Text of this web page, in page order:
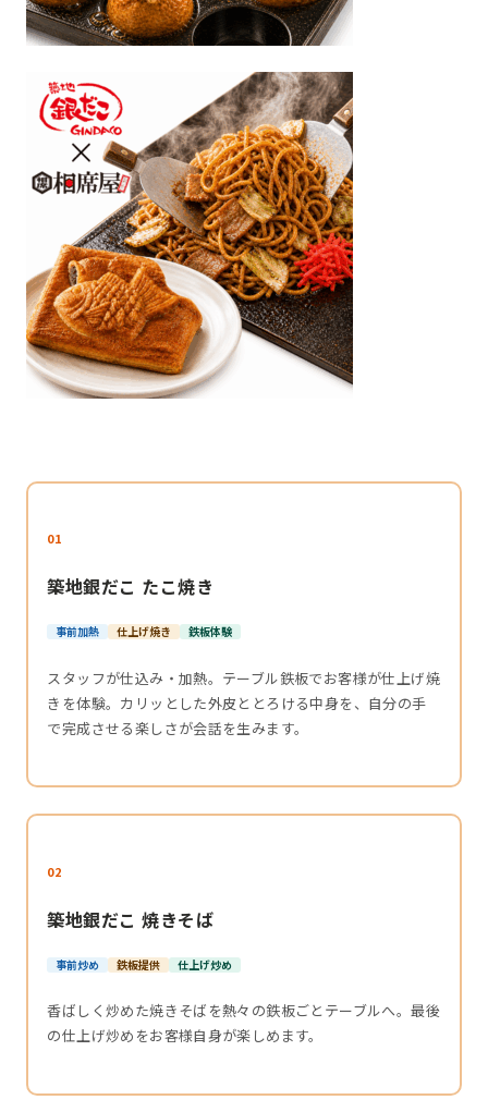
01
築地銀だこ たこ焼き
事前加熱 仕上げ焼き 鉄板体験
スタッフが仕込み・加熱。テーブル鉄板でお客様が仕上げ焼
きを体験。カリッとした外皮ととろける中身を、自分の手
で完成させる楽しさが会話を生みます。
02
築地銀だこ 焼きそば
事前炒め 鉄板提供 仕上げ炒め
香ばしく炒めた焼きそばを熱々の鉄板ごとテーブルへ。最後
の仕上げ炒めをお客様自身が楽しめます。